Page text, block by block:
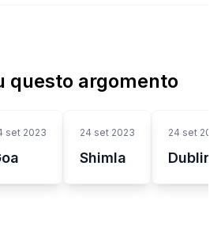
questo argomento
set 2023 24 set 2023
Shimla
24 set
Dublino